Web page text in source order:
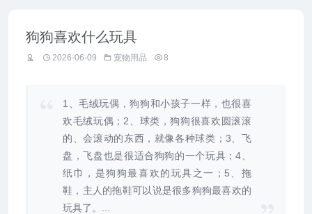
狗狗喜欢什么玩具
2026-06-09 宠物用品 8
1、毛绒玩偶，狗狗和小孩子一样，也很喜
欢毛绒玩偶；2、球类，狗狗很喜欢圆滚滚
的、会滚动的东西，就像各种球类；3、飞
盘，飞盘也是很适合狗狗的一个玩具；4、
纸巾，是狗狗最喜欢的玩具之一；5、拖
鞋，主人的拖鞋可以说是很多狗狗最喜欢的
玩具了。...